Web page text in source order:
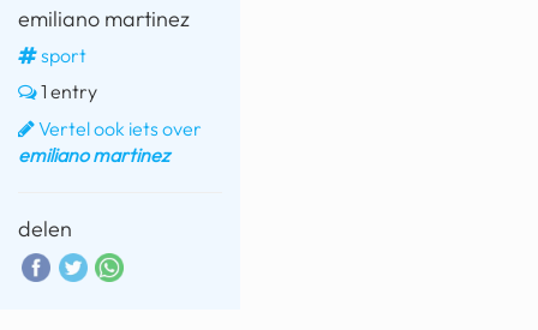
emiliano martinez
sport
1 entry
Vertel ook iets over
emiliano martinez
delen